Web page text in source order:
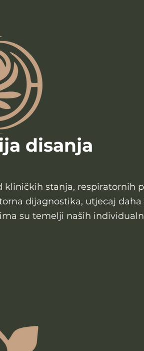
disanja
stanja, respiratornih
dijagnostika, utjecaj
su temelji naših